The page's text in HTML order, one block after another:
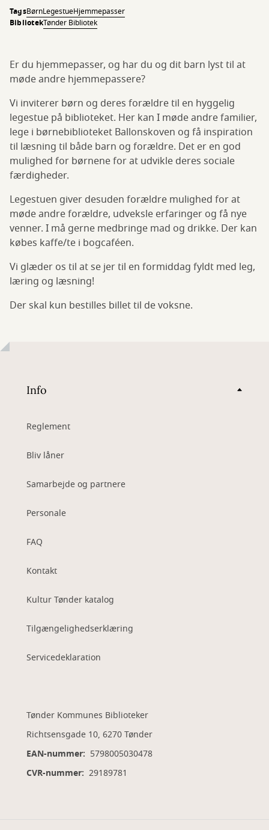
TagsBørnLegestueHjemmepasser
BibliotekTønder Bibliotek
Er du hjemmepasser, og har du og dit barn lyst til at
møde andre hjemmepassere?
Vi inviterer børn og deres forældre til en hyggelig
legestue på biblioteket. Her kan I møde andre familier,
lege i børnebiblioteket Ballonskoven og få inspiration
til læsning til både barn og forældre. Det er en god
mulighed for børnene for at udvikle deres sociale
færdigheder.
Legestuen giver desuden forældre mulighed for at
møde andre forældre, udveksle erfaringer og få nye
venner. I må gerne medbringe mad og drikke. Der kan
købes kaffe/te i bogcaféen.
Vi glæder os til at se jer til en formiddag fyldt med leg,
læring og læsning!
Der skal kun bestilles billet til de voksne.
Info
Reglement
Bliv låner
Samarbejde og partnere
Personale
FAQ
Kontakt
Kultur Tønder katalog
Tilgængelighedserklæring
Servicedeklaration
Tønder Kommunes Biblioteker
Richtsensgade 10, 6270 Tønder
EAN-nummer: 5798005030478
CVR-nummer: 29189781